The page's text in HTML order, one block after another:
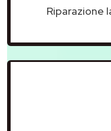
Riparazione